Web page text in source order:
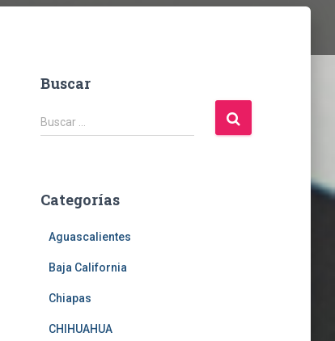
Buscar
B
u
r
Buscar …
Categorías
Aguascalientes
Baja California
Chiapas
CHIHUAHUA